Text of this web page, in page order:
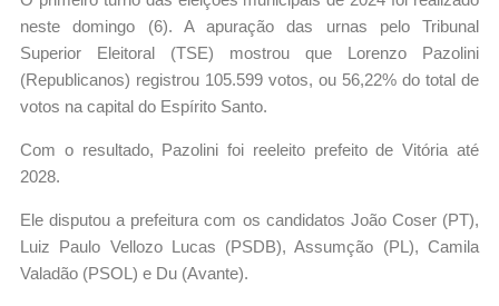
neste domingo (6). A apuração das urnas pelo Tribunal
Superior Eleitoral (TSE) mostrou que Lorenzo Pazolini
(Republicanos) registrou 105.599 votos, ou 56,22% do total de
votos na capital do Espírito Santo.
Com o resultado, Pazolini foi reeleito prefeito de Vitória até
2028.
Ele disputou a prefeitura com os candidatos João Coser (PT),
Luiz Paulo Vellozo Lucas (PSDB), Assumção (PL), Camila
Valadão (PSOL) e Du (Avante).